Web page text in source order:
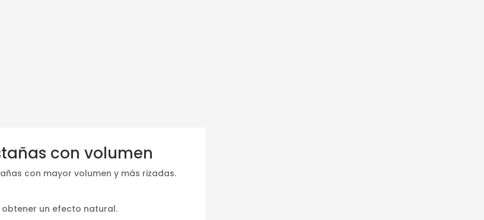
con volumen
con mayor volumen y más rizadas.
un efecto natural.